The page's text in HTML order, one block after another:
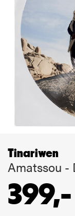
Tinariwen
Amatssou -
399,-